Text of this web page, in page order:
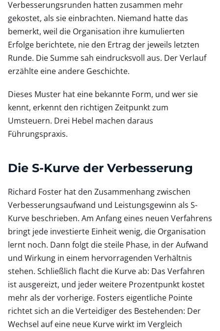
Verbesserungsrunden hatten zusammen mehr
gekostet, als sie einbrachten. Niemand hatte das
bemerkt, weil die Organisation ihre kumulierten
Erfolge berichtete, nie den Ertrag der jeweils letzten
Runde. Die Summe sah eindrucksvoll aus. Der Verlauf
erzählte eine andere Geschichte.
Dieses Muster hat eine bekannte Form, und wer sie
kennt, erkennt den richtigen Zeitpunkt zum
Umsteuern. Drei Hebel machen daraus
Führungspraxis.
Die S-Kurve der Verbesserung
Richard Foster hat den Zusammenhang zwischen
Verbesserungsaufwand und Leistungsgewinn als S-
Kurve beschrieben. Am Anfang eines neuen Verfahrens
bringt jede investierte Einheit wenig, die Organisation
lernt noch. Dann folgt die steile Phase, in der Aufwand
und Wirkung in einem hervorragenden Verhältnis
stehen. Schließlich flacht die Kurve ab: Das Verfahren
ist ausgereizt, und jeder weitere Prozentpunkt kostet
mehr als der vorherige. Fosters eigentliche Pointe
richtet sich an die Verteidiger des Bestehenden: Der
Wechsel auf eine neue Kurve wirkt im Vergleich